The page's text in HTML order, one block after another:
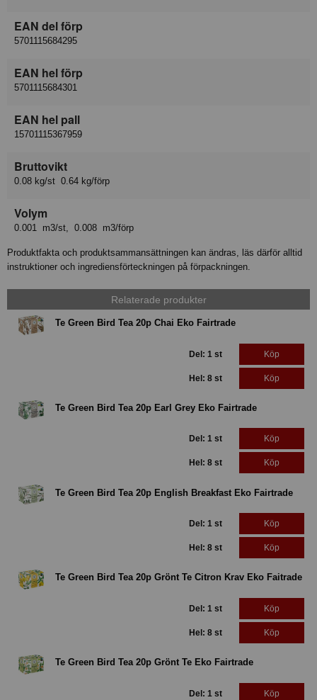
EAN del förp
5701115684295
EAN hel förp
5701115684301
EAN hel pall
15701115367959
Bruttovikt
0.08 kg/st 0.64 kg/förp
Volym
0.001 m3/st, 0.008 m3/förp
Produktfakta och produktsammansättningen kan ändras, läs därför alltid
instruktioner och ingrediensförteckningen på förpackningen.
Relaterade produkter
Te Green Bird Tea 20p Chai Eko Fairtrade
Del: 1 st Köp
Hel: 8 st Köp
Te Green Bird Tea 20p Earl Grey Eko Fairtrade
Del: 1 st Köp
Hel: 8 st Köp
Te Green Bird Tea 20p English Breakfast Eko Fairtrade
Del: 1 st Köp
Hel: 8 st Köp
Te Green Bird Tea 20p Grönt Te Citron Krav Eko Faitrade
Del: 1 st Köp
Hel: 8 st Köp
Te Green Bird Tea 20p Grönt Te Eko Fairtrade
Del: 1 st Köp